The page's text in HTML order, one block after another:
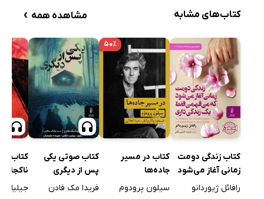
کتاب‌های مشابه مشاهده همه ›
کتاب زندگی دومت
زمانی آغاز می‌شود
که می‌فهمی فقط
رافائل ژیوردانو
۵۰٪
کتاب در مسیر
جاده‌ها
سیلون پرودوم
کتاب صوتی یکی
پس از دیگری
فریدا مک فادن
کتاب
ناکجا
جیلیان